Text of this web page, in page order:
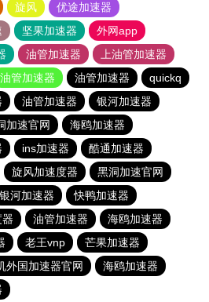
旋风
优途加速器
坚果加速器
外网app
油管加速器
上油管加速器
油管加速器 油管加速器
quickq
油管加速器
银河加速器
加速官网
海鸥加速器
ins加速器
酷通加速器
旋风加速度器
黑洞加速官网
银河加速器
快鸭加速器
油管加速器
海鸥加速器
老王vnp
芒果加速器
外国加速器官网
海鸥加速器